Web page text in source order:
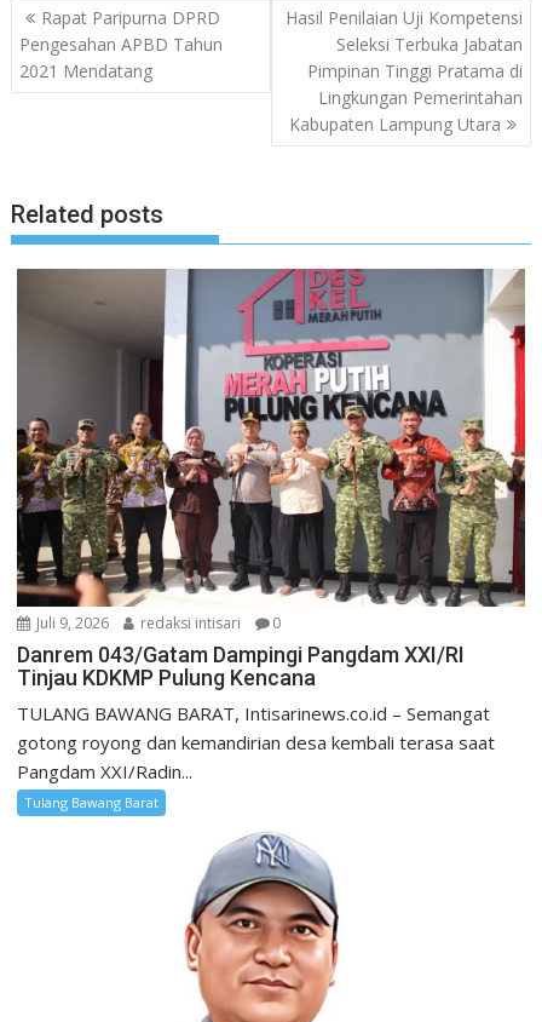
Navigasi
pos
Rapat Paripurna DPRD
Pengesahan APBD Tahun
2021 Mendatang
Hasil Penilaian Uji Kompetensi
Seleksi Terbuka Jabatan
Pimpinan Tinggi Pratama di
Lingkungan Pemerintahan
Kabupaten Lampung Utara
Related posts
Juli 9, 2026 redaksi intisari 0
Danrem 043/Gatam Dampingi Pangdam XXI/RI
Tinjau KDKMP Pulung Kencana
TULANG BAWANG BARAT, Intisarinews.co.id – Semangat
gotong royong dan kemandirian desa kembali terasa saat
Pangdam XXI/Radin...
Tulang Bawang Barat